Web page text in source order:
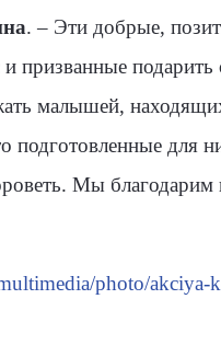
. – Эти добрые,
и призванные
малышей,
подготовленные для
Мы благодарим
photo/